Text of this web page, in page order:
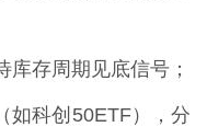
存周期见底信号；
如科创50ETF），分